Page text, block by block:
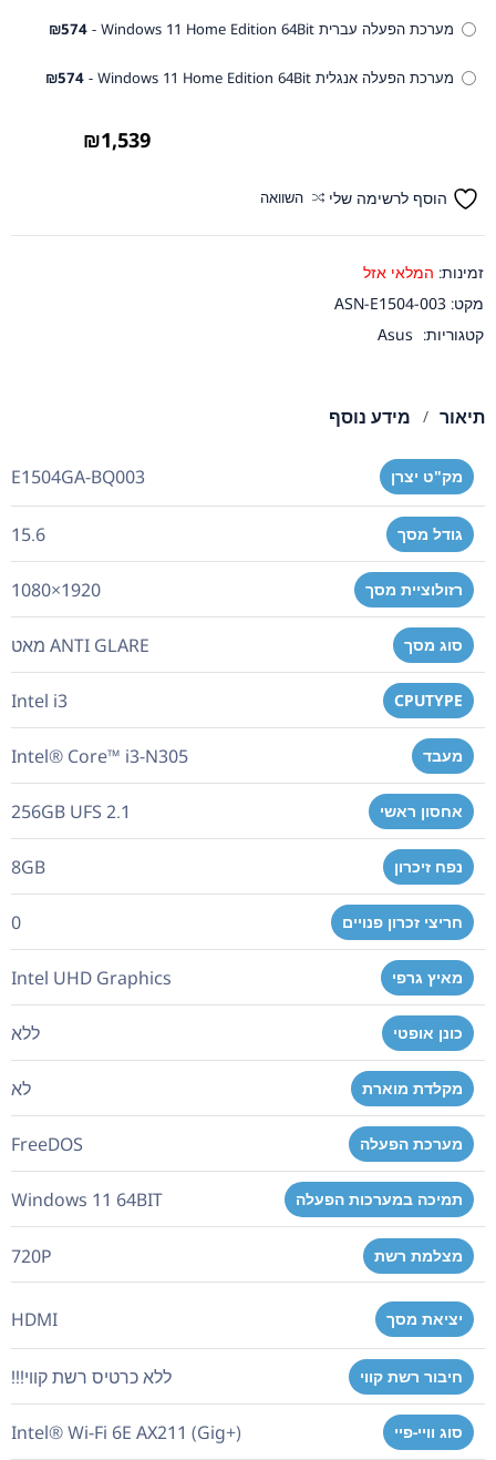
מערכת הפעלה עברית Windows 11 Home Edition 64Bit - ₪574
מערכת הפעלה אנגלית Windows 11 Home Edition 64Bit - ₪574
₪1,539
הוסף לרשימה שלי השוואה
זמינות: המלאי אזל
מקט: ASN-E1504-003
קטגוריות: Asus
תיאור מידע נוסף
מק"ט יצרן E1504GA-BQ003
גודל מסך 15.6
רזולוציית מסך 1920×1080
סוג מסך ANTI GLARE מאט
CPUTYPE
Intel i3
מעבד Intel® Core™ i3-N305
אחסון ראשי 256GB UFS 2.1
נפח זיכרון 8GB
חריצי זכרון פנויים 0
מאיץ גרפי Intel UHD Graphics
כונן אופטי ללא
מקלדת מוארת לא
מערכת הפעלה FreeDOS
תמיכה במערכות הפעלה Windows 11 64BIT
מצלמת רשת 720P
יציאת מסך HDMI
חיבור רשת קווי ללא כרטיס רשת קווי!!!
סוג וויי-פיי Intel® Wi-Fi 6E AX211 (Gig+)